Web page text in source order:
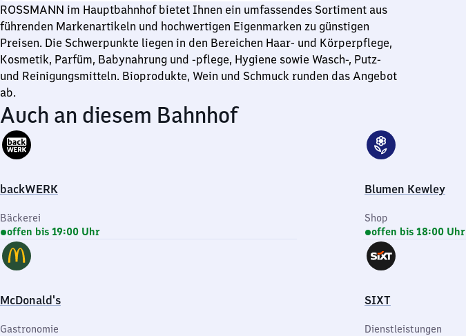
Uhr
ROSSMANN im Hauptbahnhof bietet Ihnen ein umfassendes Sortiment aus
führenden Markenartikeln und hochwertigen Eigenmarken zu günstigen
Preisen. Die Schwerpunkte liegen in den Bereichen Haar- und Körperpflege,
Kosmetik, Parfüm, Babynahrung und -pflege, Hygiene sowie Wasch-, Putz-
und Reinigungsmitteln. Bioprodukte, Wein und Schmuck runden das Angebot
ab.
Auch an diesem Bahnhof
backWERK
Bäckerei
offen bis 19:00 Uhr
Blumen Kewley
Shop
offen bis 18:00 Uhr
McDonald's
Gastronomie
SIXT
Dienstleistungen